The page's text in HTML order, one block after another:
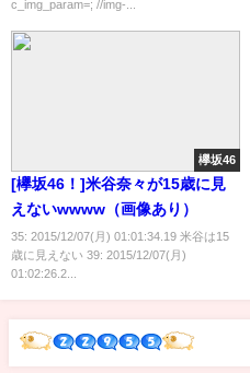
c_img_param=; //img-...
欅坂46
[欅坂46！]米谷奈々が15歳に見
えないwwww（画像あり）
35: 2015/12/07(月) 01:01:34.19 米谷は15
歳に見えない 39: 2015/12/07(月)
01:02:26.2...